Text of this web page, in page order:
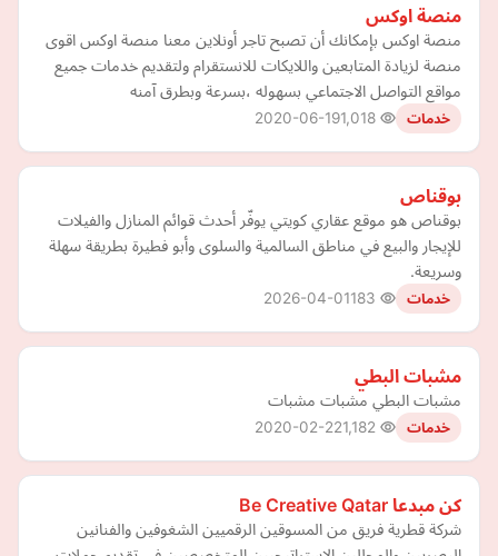
منصة اوكس
منصة اوكس بإمكانك أن تصبح تاجر أونلاين معنا منصة اوكس اقوى
منصة لزيادة المتابعين واللايكات للانستقرام ولتقديم خدمات جميع
مواقع التواصل الاجتماعي بسهوله ،بسرعة وبطرق آمنه
خدمات 2020-06-19
بوقناص
بوقناص هو موقع عقاري كويتي يوفّر أحدث قوائم المنازل والفيلات
للإيجار والبيع في مناطق السالمية والسلوى وأبو فطيرة بطريقة سهلة
وسريعة.
خدمات 2026-04-01
مشبات البطي
مشبات البطي مشبات مشبات
خدمات 2020-02-22
كن مبدعا Be Creative Qatar
شركة قطرية فريق من المسوقين الرقميين الشغوفين والفنانين